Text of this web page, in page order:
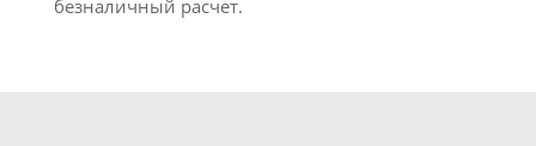
безналичный расчет.